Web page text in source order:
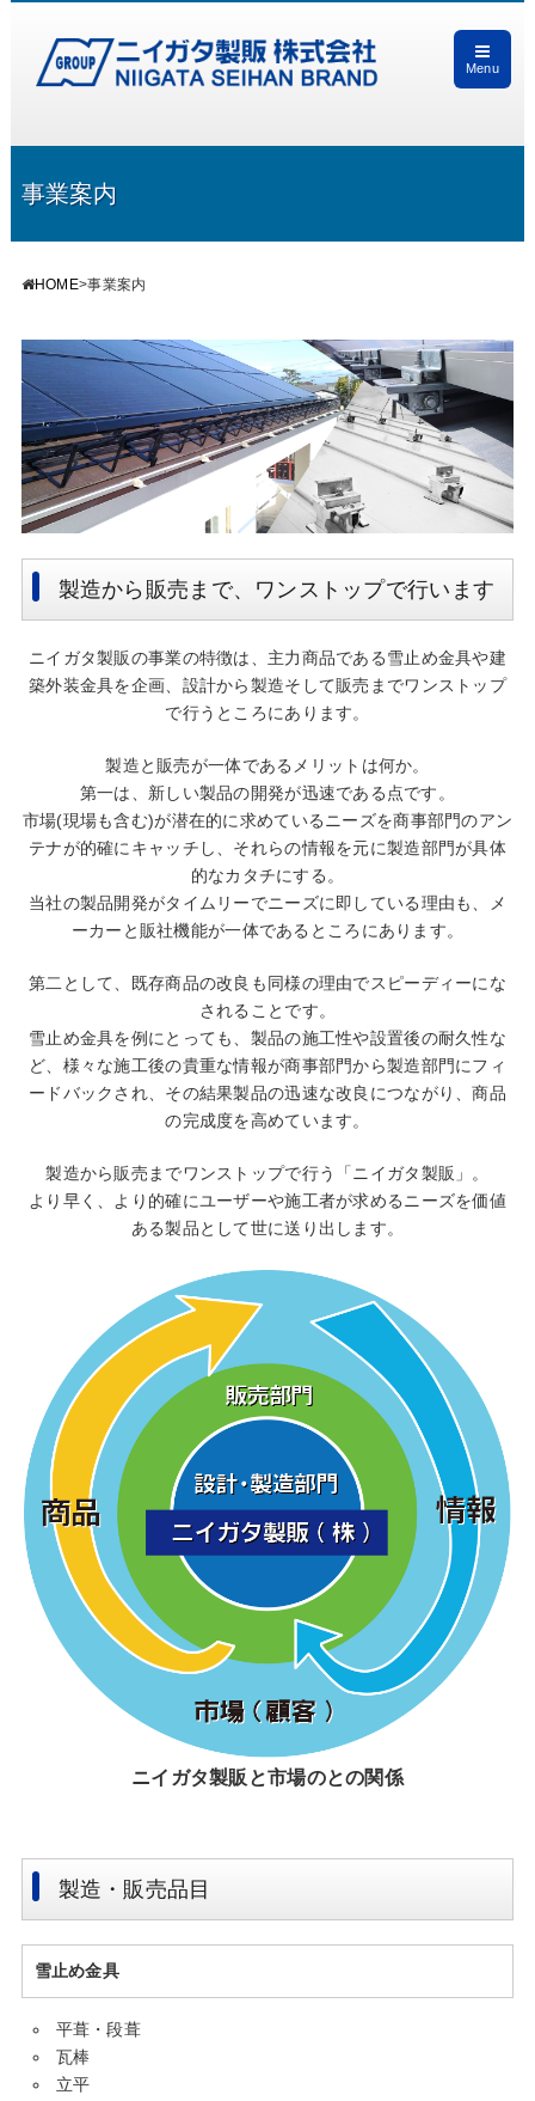
Menu
事業案内
HOME>事業案内
製造から販売まで、ワンストップで行います
ニイガタ製販の事業の特徴は、主力商品である雪止め金具や建
築外装金具を企画、設計から製造そして販売までワンストップ
で行うところにあります。
製造と販売が一体であるメリットは何か。
第一は、新しい製品の開発が迅速である点です。
市場(現場も含む)が潜在的に求めているニーズを商事部門のアン
テナが的確にキャッチし、それらの情報を元に製造部門が具体
的なカタチにする。
当社の製品開発がタイムリーでニーズに即している理由も、メ
ーカーと販社機能が一体であるところにあります。
第二として、既存商品の改良も同様の理由でスピーディーにな
されることです。
雪止め金具を例にとっても、製品の施工性や設置後の耐久性な
ど、様々な施工後の貴重な情報が商事部門から製造部門にフィ
ードバックされ、その結果製品の迅速な改良につながり、商品
の完成度を高めています。
製造から販売までワンストップで行う「ニイガタ製販」。
より早く、より的確にユーザーや施工者が求めるニーズを価値
ある製品として世に送り出します。
ニイガタ製販と市場のとの関係
製造・販売品目
雪止め金具
平葺・段葺
瓦棒
立平